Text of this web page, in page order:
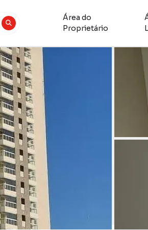
Área do
Proprietário